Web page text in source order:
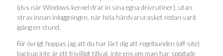
(dvs när Windows kernel drar in sina egna drivrutiner), utan
strax innan inloggningen, när hela hårdvarurasket redan varit
igång en stund.
För övrigt hoppas jag att du har lärt dig att regelbunden (off-site)
backup inte är ett frivilligt tillval, inte ens om man har speglade